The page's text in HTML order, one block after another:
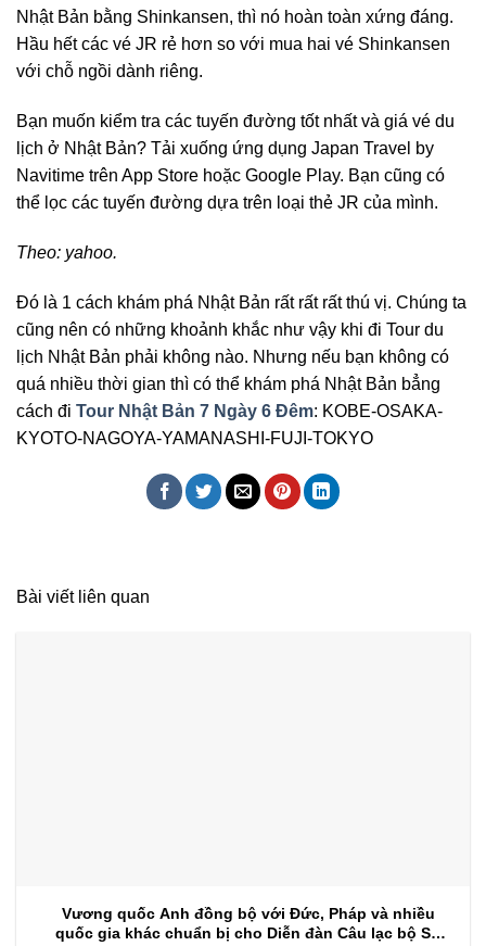
Nhật Bản bằng Shinkansen, thì nó hoàn toàn xứng đáng.
Hầu hết các vé JR rẻ hơn so với mua hai vé Shinkansen
với chỗ ngồi dành riêng.
Bạn muốn kiểm tra các tuyến đường tốt nhất và giá vé du
lịch ở Nhật Bản? Tải xuống ứng dụng Japan Travel by
Navitime trên App Store hoặc Google Play. Bạn cũng có
thể lọc các tuyến đường dựa trên loại thẻ JR của mình.
Theo: yahoo.
Đó là 1 cách khám phá Nhật Bản rất rất rất thú vị. Chúng ta
cũng nên có những khoảnh khắc như vậy khi đi Tour du
lịch Nhật Bản phải không nào. Nhưng nếu bạn không có
quá nhiều thời gian thì có thể khám phá Nhật Bản bẳng
cách đi Tour Nhật Bản 7 Ngày 6 Đêm: KOBE-OSAKA-
KYOTO-NAGOYA-YAMANASHI-FUJI-TOKYO
Bài viết liên quan
Vương quốc Anh đồng bộ với Đức, Pháp và nhiều
quốc gia khác chuẩn bị cho Diễn đàn Câu lạc bộ Sự